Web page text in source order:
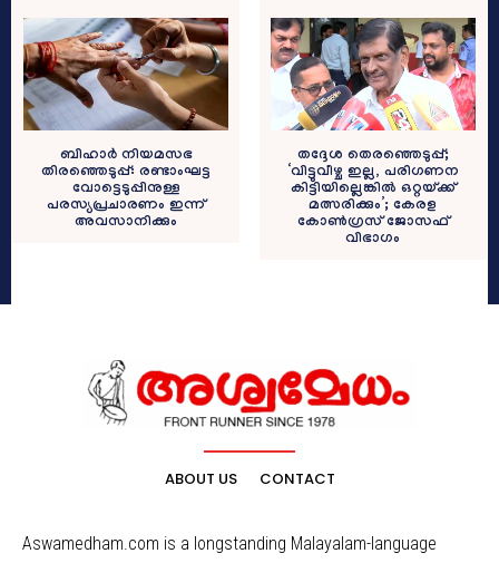
ബിഹാർ നിയമസഭ
തിരഞ്ഞെടുപ്പ്: രണ്ടാംഘട്ട
വോട്ടെടുപ്പിനുള്ള
പരസ്യപ്രചാരണം ഇന്ന്
അവസാനിക്കും
തദ്ദേശ തെരഞ്ഞെടുപ്പ്;
‘വിട്ടുവീഴ്ച ഇല്ല, പരിഗണന
കിട്ടിയില്ലെങ്കിൽ ഒറ്റയ്ക്ക്
മത്സരിക്കും’; കേരള
കോൺഗ്രസ്‌ ജോസഫ്
വിഭാഗം
ABOUT US CONTACT
Aswamedham.com is a longstanding Malayalam-language